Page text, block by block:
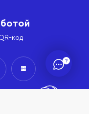
?
код